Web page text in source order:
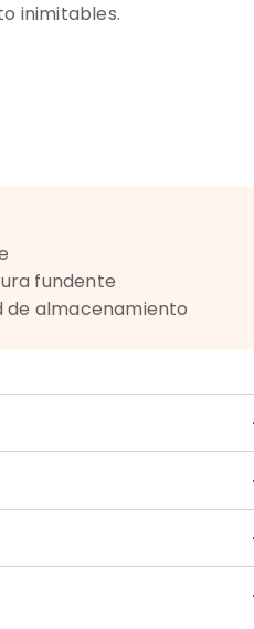
inimitables.
fundente
de almacenamiento